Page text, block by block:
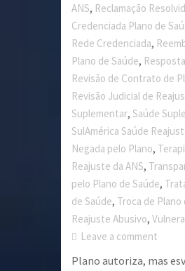
ANS, Reclamação
Credenciada Plano de
Rede Credenciada,
Plano de Saúde,
Revisão de Contrato de
Revisão Judicial de
Suplementar,Saúde
SulAmérica Saúde
Negada pelo Plano,
Reajuste da ANS,
pelo Plano de Saúde,
de Saúde, Troca de Plano
Reajuste Abusivo,
Leave a comment
Plano autoriza, mas